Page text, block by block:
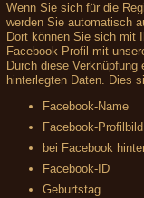
Wenn Sie sich für die
werden Sie automatisch
Dort können Sie sich mit
Facebook-Profil mit
Durch diese
hinterlegten Daten. Dies
Facebook-Name
Facebook-Profilbild
bei Facebook
Facebook-ID
Geburtstag